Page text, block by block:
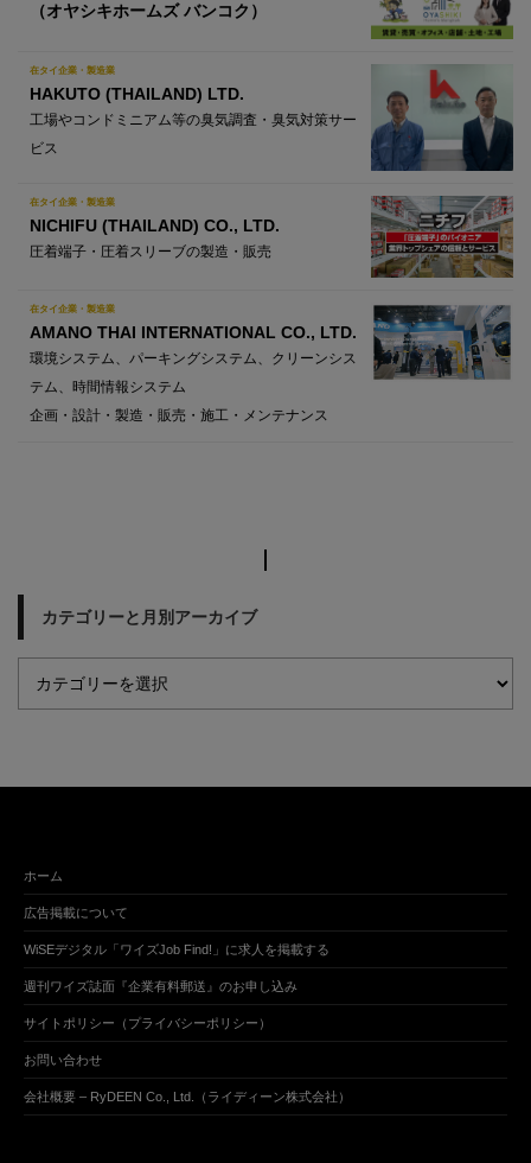
（オヤシキホームズ バンコク）
在タイ企業・製造業
HAKUTO (THAILAND) LTD.
工場やコンドミニアム等の臭気調査・臭気対策サー
ビス
在タイ企業・製造業
NICHIFU (THAILAND) CO., LTD.
圧着端子・圧着スリーブの製造・販売
在タイ企業・製造業
AMANO THAI INTERNATIONAL CO., LTD.
環境システム、パーキングシステム、クリーンシス
テム、時間情報システム
企画・設計・製造・販売・施工・メンテナンス
カテゴリーと月別アーカイブ
ホーム
広告掲載について
WiSEデジタル「ワイズJob Find!」に求人を掲載する
週刊ワイズ誌面『企業有料郵送』のお申し込み
サイトポリシー（プライバシーポリシー）
お問い合わせ
会社概要 – RyDEEN Co., Ltd.（ライディーン株式会社）